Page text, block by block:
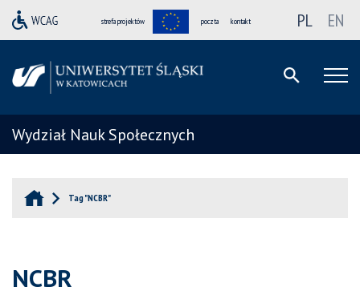
strefa projektów poczta kontakt PL EN
Wydział Nauk Społecznych
Tag "NCBR"
NCBR